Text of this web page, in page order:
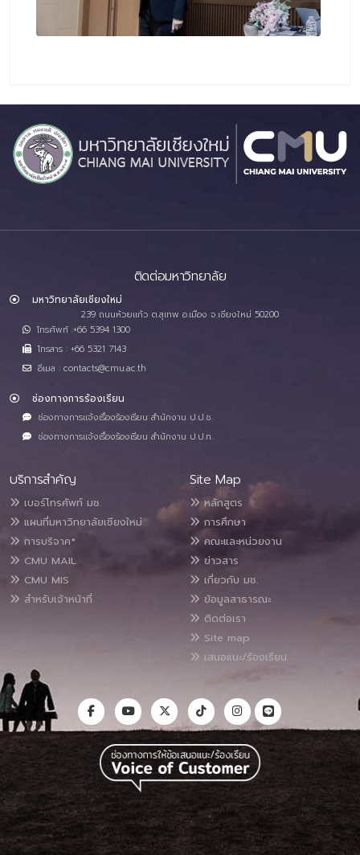
ติดต่อมหาวิทยาลัย
มหาวิทยาลัยเชียงใหม่
239 ถนนห้วยแก้ว ต.สุเทพ อ.เมือง จ.เชียงใหม่ 50200
โทรศัพท์ :+66 5394 1300
โทรสาร : +66 5321 7143
อีเมล : contacts@cmu.ac.th
ช่องทางการร้องเรียน
ช่องทางการแจ้งเรื่องร้องเรียน สำนักงาน ป.ป.ช.
ช่องทางการแจ้งเรื่องร้องเรียน สำนักงาน ป.ป.ท.
บริการสำคัญ
เบอร์โทรศัพท์ มช.
แผนที่มหาวิทยาลัยเชียงใหม่
การบริจาค*
CMU MAIL
CMU MIS
สำหรับเจ้าหน้าที่
Site Map
หลักสูตร
การศึกษา
คณะและหน่วยงาน
ข่าวสาร
เกี่ยวกับ มช.
ข้อมูลสาธารณะ
ติดต่อเรา
Site map
เสนอแนะ/ร้องเรียน